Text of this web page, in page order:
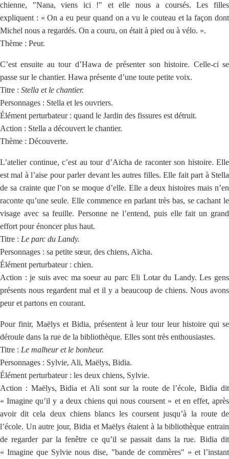
chienne, "Nana, viens ici !" et elle nous a coursés. Les filles
expliquent : « On a eu peur quand on a vu le couteau et la façon dont
Michel nous a regardés. On a couru, on était à pied ou à vélo. ».
Thème : Peur.
C’est ensuite au tour d’Hawa de présenter son histoire. Celle-ci se
passe sur le chantier. Hawa présente d’une toute petite voix.
Titre : Stella et le chantier.
Personnages : Stella et les ouvriers.
Élément perturbateur : quand le Jardin des fissures est détruit.
Action : Stella a découvert le chantier.
Thème : Découverte.
L’atelier continue, c’est au tour d’Aïcha de raconter son histoire. Elle
est mal à l’aise pour parler devant les autres filles. Elle fait part à Stella
de sa crainte que l’on se moque d’elle. Elle a deux histoires mais n’en
raconte qu’une seule. Elle commence en parlant très bas, se cachant le
visage avec sa feuille. Personne ne l’entend, puis elle fait un grand
effort pour énoncer plus haut.
Titre : Le parc du Landy.
Personnages : sa petite sœur, des chiens, Aïcha.
Élément perturbateur : chien.
Action : je suis avec ma soeur au parc Eli Lotar du Landy. Les gens
présents nous regardent mal et il y a beaucoup de chiens. Nous avons
peur et partons en courant.
Pour finir, Maëlys et Bidia, présentent à leur tour leur histoire qui se
déroule dans la rue de la bibliothèque. Elles sont très enthousiastes.
Titre : Le malheur et le bonheur.
Personnages : Sylvie, Ali, Maëlys, Bidia.
Élément perturbateur : les deux chiens, Sylvie.
Action : Maëlys, Bidia et Ali sont sur la route de l’école, Bidia dit
« Imagine qu’il y a deux chiens qui nous coursent » et en effet, après
avoir dit cela deux chiens blancs les coursent jusqu’à la route de
l’école. Un autre jour, Bidia et Maëlys étaient à la bibliothèque entrain
de regarder par la fenêtre ce qu’il se passait dans la rue. Bidia dit
« Imagine que Sylvie nous dise, "bande de commères" » et l’instant